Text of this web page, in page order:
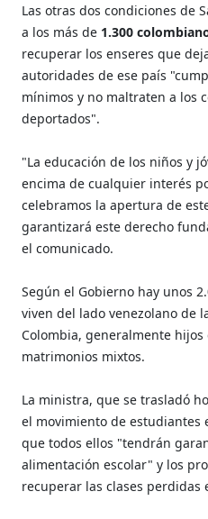
Las otras dos condiciones de
a los más de 1.300
recuperar los enseres que
autoridades de ese país
mínimos y no maltraten a los
deportados".
"La educación de los niños y
encima de cualquier interés
celebramos la apertura de
garantizará este derecho
el comunicado.
Según el Gobierno hay unos
viven del lado venezolano de
Colombia, generalmente
matrimonios mixtos.
La ministra, que se trasladó
el movimiento de estudiantes
que todos ellos "tendrán
alimentación escolar" y los
recuperar las clases perdidas